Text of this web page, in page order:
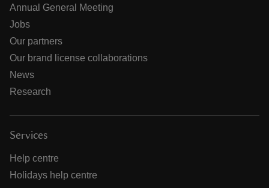
Annual General Meeting
Jobs
Our partners
Our brand license collaborations
News
Research
Services
Help centre
Holidays help centre